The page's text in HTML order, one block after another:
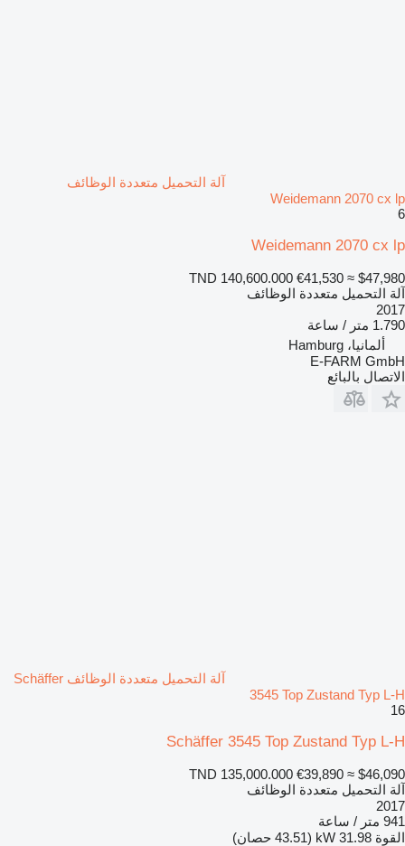
آلة التحميل متعددة الوظائف
Weidemann 2070 cx lp
6
Weidemann 2070 cx lp
TND 140,600.000 €41,530 ≈ $47,980
آلة التحميل متعددة الوظائف
2017
1.790 متر / ساعة
ألمانيا، Hamburg
E-FARM GmbH
الاتصال بالبائع
آلة التحميل متعددة الوظائف Schäffer
3545 Top Zustand Typ L-H
16
Schäffer 3545 Top Zustand Typ L-H
TND 135,000.000 €39,890 ≈ $46,090
آلة التحميل متعددة الوظائف
2017
941 متر / ساعة
القوة 31.98 kW (43.51 حصان)